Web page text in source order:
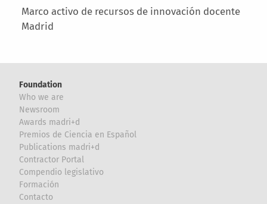
Marco activo de recursos de innovación docente
Madrid
Foundation
Who we are
Newsroom
Awards madri+d
Premios de Ciencia en Español
Publications madri+d
Contractor Portal
Compendio legislativo
Formación
Contacto